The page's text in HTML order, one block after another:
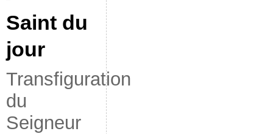
Saint du
jour
Transfiguration
du
Seigneur